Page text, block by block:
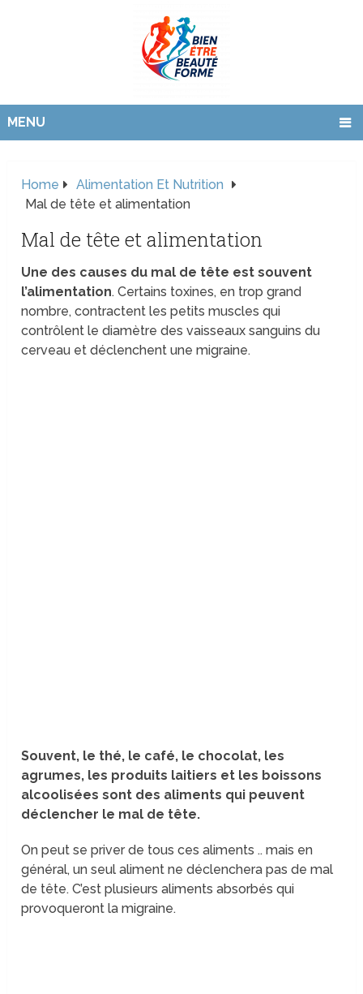
MENU
Home
Alimentation Et Nutrition
Mal de tête et alimentation
Mal de tête et alimentation
Une des causes du mal de tête est souvent
l’alimentation. Certains toxines, en trop grand
nombre, contractent les petits muscles qui
contrôlent le diamètre des vaisseaux sanguins du
cerveau et déclenchent une migraine.
Souvent, le thé, le café, le chocolat, les
agrumes, les produits laitiers et les boissons
alcoolisées sont des aliments qui peuvent
déclencher le mal de tête.
On peut se priver de tous ces aliments .. mais en
général, un seul aliment ne déclenchera pas de mal
de tête. C’est plusieurs aliments absorbés qui
provoqueront la migraine.